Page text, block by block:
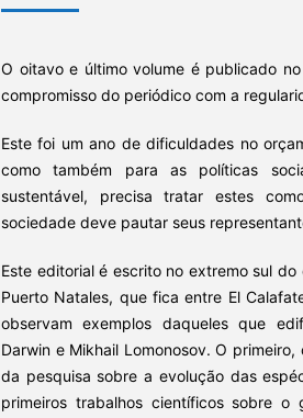
O oitavo e último volume é publicado
compromisso do periódico com a
Este foi um ano de dificuldades no
como também para as políticas
sustentável, precisa tratar estes
sociedade deve pautar seus
Este editorial é escrito no extremo sul
Puerto Natales, que fica entre El
observam exemplos daqueles que
Darwin e Mikhail Lomonosov. O
da pesquisa sobre a evolução das
primeiros trabalhos científicos sobre